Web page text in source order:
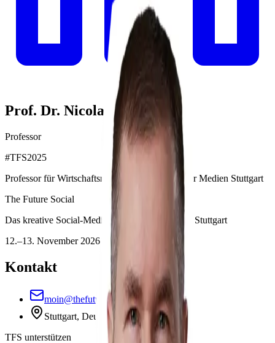
Prof. Dr. Nicolai Schädel
Professor
#TFS2025
Professor für Wirtschaftsrecht bei Hochschule der Medien Stuttgart
The Future Social
Das kreative Social-Media & Zukunftsfestival in Stuttgart
12.–13. November 2026
Kontakt
moin@thefuturesocial.de
Stuttgart, Deutschland
TFS unterstützen